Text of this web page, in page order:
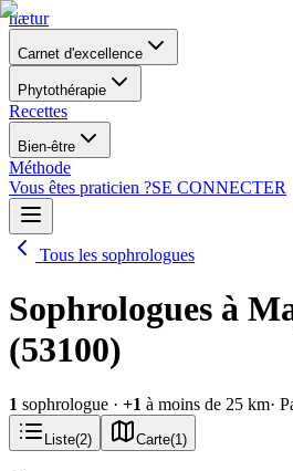
nætur
Carnet d'excellence
Phytothérapie
Recettes
Bien-être
Méthode
Vous êtes praticien ?SE CONNECTER
Tous les sophrologues
Sophrologues à
(53100)
1 sophrologue · +1 à moins de 25 km·
Liste(2) Carte(1 )